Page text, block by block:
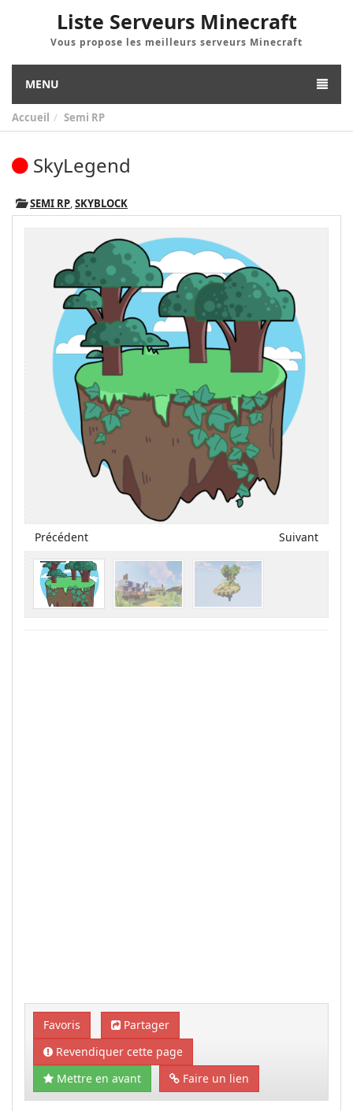
Liste Serveurs Minecraft
Vous propose les meilleurs serveurs Minecraft
MENU
Accueil Semi RP
SkyLegend
SEMI RP,SKYBLOCK
Précédent Suivant
Favoris
Partager
Revendiquer cette page
Mettre en avant
Faire un lien